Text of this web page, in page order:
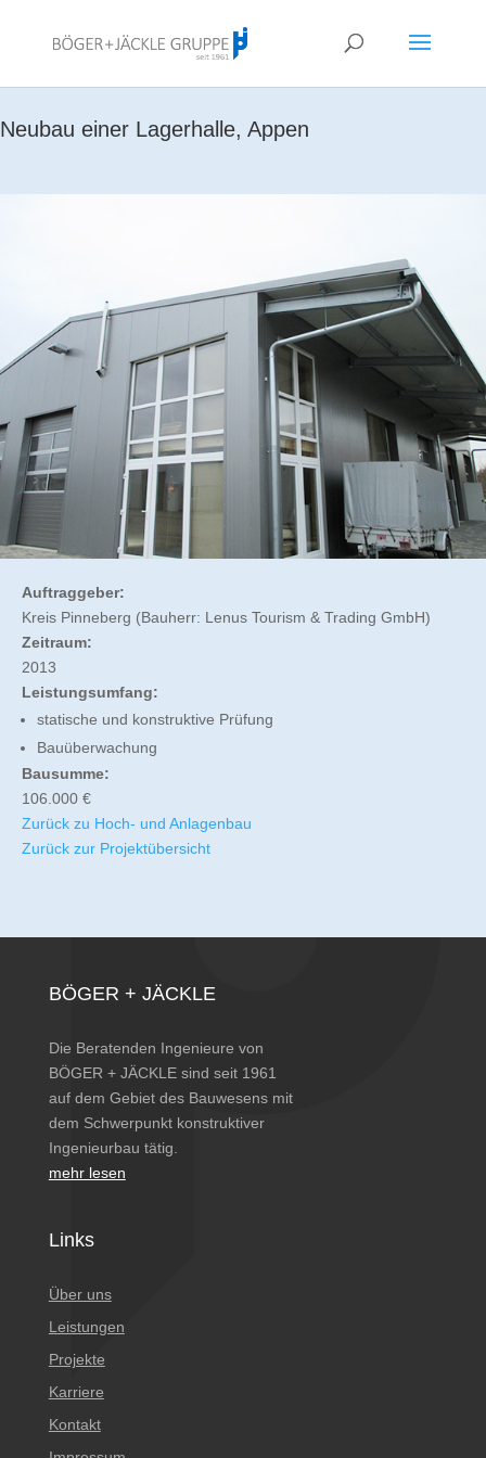
Neubau einer Lagerhalle, Appen
Auftraggeber:
Kreis Pinneberg (Bauherr: Lenus Tourism & Trading GmbH)
Zeitraum:
2013
Leistungsumfang:
statische und konstruktive Prüfung
Bauüberwachung
Bausumme:
106.000 €
Zurück zu Hoch- und Anlagenbau
Zurück zur Projektübersicht
BÖGER + JÄCKLE
Die Beratenden Ingenieure von
BÖGER + JÄCKLE sind seit 1961
auf dem Gebiet des Bauwesens mit
dem Schwerpunkt konstruktiver
Ingenieurbau tätig.
mehr lesen
Links
Über uns
Leistungen
Projekte
Karriere
Kontakt